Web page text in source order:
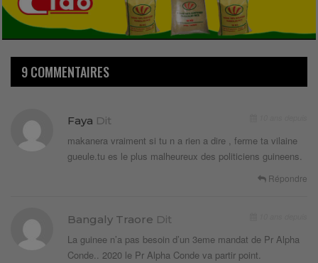
9 COMMENTAIRES
Faya Dit
makanera vraiment si tu n a rien a dire , ferme ta vilaine
gueule.tu es le plus malheureux des politiciens guineens.
Répondre
Bangaly Traore Dit
La guinee n’a pas besoin d’un 3eme mandat de Pr Alpha
Conde.. 2020 le Pr Alpha Conde va partir point.